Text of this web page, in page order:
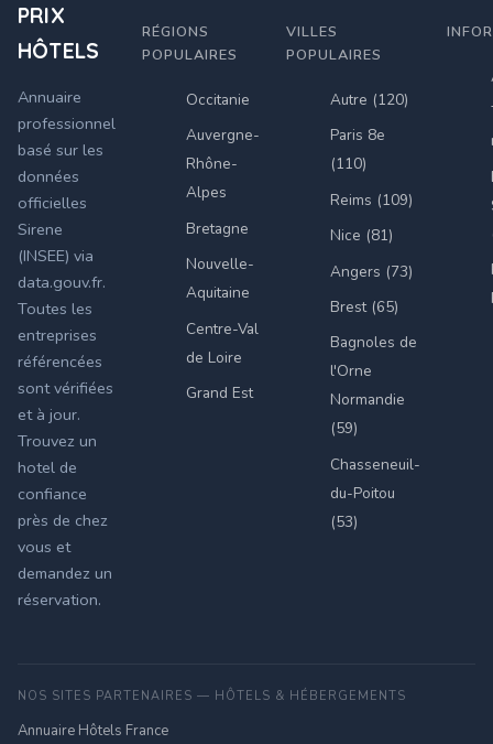
PRIX
HÔTELS
Annuaire
professionnel
basé sur les
données
officielles
Sirene
(INSEE) via
data.gouv.fr.
Toutes les
entreprises
référencées
sont vérifiées
et à jour.
Trouvez un
hotel de
confiance
près de chez
vous et
demandez un
réservation.
RÉGIONS
POPULAIRES
Occitanie
Auvergne-
Rhône-
Alpes
Bretagne
Nouvelle-
Aquitaine
Centre-Val
de Loire
Grand Est
VILLES
POPULAIRES
Autre (120)
Paris 8e
(110)
Reims (109)
Nice (81)
Angers (73)
Brest (65)
Bagnoles de
l'Orne
Normandie
(59)
Chasseneuil-
du-Poitou
(53)
NOS SITES PARTENAIRES — HÔTELS & HÉBERGEMENTS
Annuaire Hôtels France